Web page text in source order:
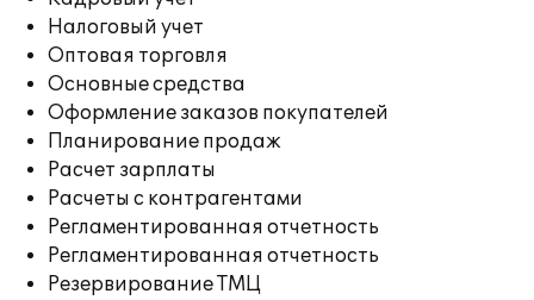
Налоговый учет
Оптовая торговля
Основные средства
Оформление заказов покупателей
Планирование продаж
Расчет зарплаты
Расчеты с контрагентами
Регламентированная отчетность
Регламентированная отчетность
Резервирование ТМЦ